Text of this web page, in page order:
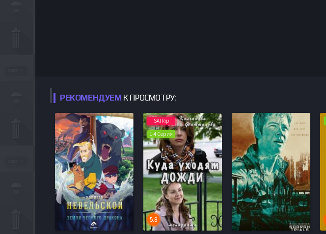
РЕКОМЕНДУЕМ К ПРОСМОТРУ:
SATRip
1-4 Серия
5.8